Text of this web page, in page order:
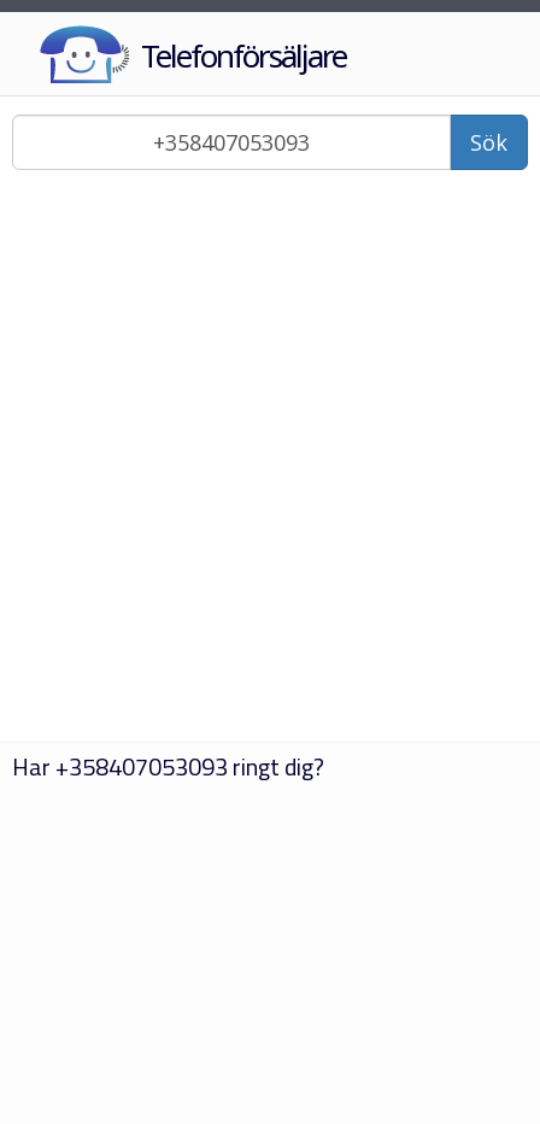
Telefonförsäljare
Sök
Har+358407053093ringt dig?